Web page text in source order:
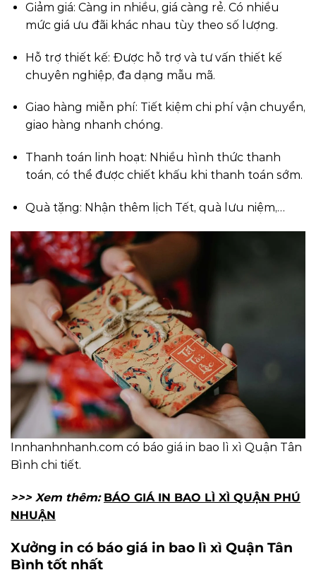
Giảm giá: Càng in nhiều, giá càng rẻ. Có nhiều
mức giá ưu đãi khác nhau tùy theo số lượng.
Hỗ trợ thiết kế: Được hỗ trợ và tư vấn thiết kế
chuyên nghiệp, đa dạng mẫu mã.
Giao hàng miễn phí: Tiết kiệm chi phí vận chuyển,
giao hàng nhanh chóng.
Thanh toán linh hoạt: Nhiều hình thức thanh
toán, có thể được chiết khấu khi thanh toán sớm.
Quà tặng: Nhận thêm lịch Tết, quà lưu niệm,…
Innhanhnhanh.com có báo giá in bao lì xì Quận Tân
Bình chi tiết.
>>> Xem thêm: BÁO GIÁ IN BAO LÌ XÌ QUẬN PHÚ
NHUẬN
Xưởng in có báo giá in bao lì xì Quận Tân
Bình tốt nhất